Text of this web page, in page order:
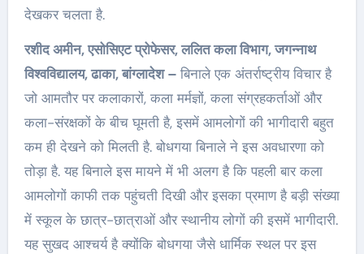
देखकर चलता है.
रशीद अमीन, एसोसिएट प्रोफेसर, ललित कला विभाग, जगन्नाथ
विश्वविद्यालय, ढाका, बांग्लादेश – बिनाले एक अंतर्राष्ट्रीय विचार है
जो आमतौर पर कलाकारों, कला मर्मज्ञों, कला संग्रहकर्ताओं और
कला-संरक्षकों के बीच घूमती है, इसमें आमलोगों की भागीदारी बहुत
कम ही देखने को मिलती है. बोधगया बिनाले ने इस अवधारणा को
तोड़ा है. यह बिनाले इस मायने में भी अलग है कि पहली बार कला
आमलोगों काफी तक पहुंचती दिखी और इसका प्रमाण है बड़ी संख्या
में स्कूल के छात्र-छात्राओं और स्थानीय लोगों की इसमें भागीदारी.
यह सुखद आश्चर्य है क्योंकि बोधगया जैसे धार्मिक स्थल पर इस